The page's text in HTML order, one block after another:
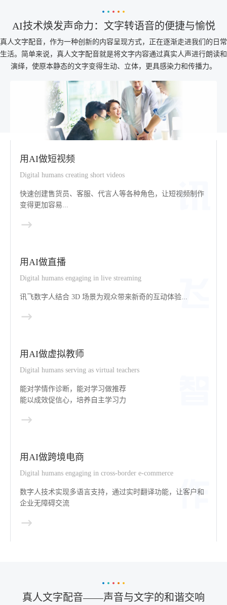
AI技术焕发声命力：文字转语音的便捷与愉悦
真人文字配音，作为一种创新的内容呈现方式，正在逐渐走进我们的日常
生活。简单来说，真人文字配音就是将文字内容通过真实人声进行朗读和
演绎，使原本静态的文字变得生动、立体，更具感染力和传播力。
用AI做短视频
Digital humans creating short videos
快速创建售货员、客服、代言人等各种角色，让短视频制作
变得更加容易...
用AI做直播
Digital humans engaging in live streaming
讯飞数字人结合 3D 场景为观众带来新奇的互动体验...
用AI做虚拟教师
Digital humans serving as virtual teachers
能对学情作诊断，能对学习做推荐
能以成效促信心，培养自主学习力
用AI做跨境电商
Digital humans engaging in cross-border e-commerce
数字人技术实现多语言支持，通过实时翻译功能，让客户和
企业无障碍交流
真人文字配音——声音与文字的和谐交响